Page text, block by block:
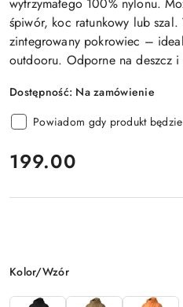
śpiwór, koc ratunkowy lub
zintegrowany pokrowiec –
outdooru. Odporne na deszcz i
Dostępność: Na zamówienie
Powiadom gdy produkt
cena:
199.00
Wariant
Kolor/Wzór